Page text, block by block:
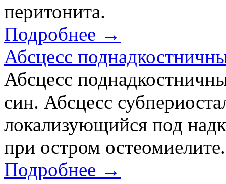
перитонита.
Подробнее →
Абсцесс
Абсцесс
син. Абсцесс
локализующийся под
при остром остеомиелите.
Подробнее →